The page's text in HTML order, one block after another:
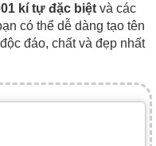
kí tự đặc biệt và các
có thể dễ dàng tạo tên
đáo, chất và đẹp nhất